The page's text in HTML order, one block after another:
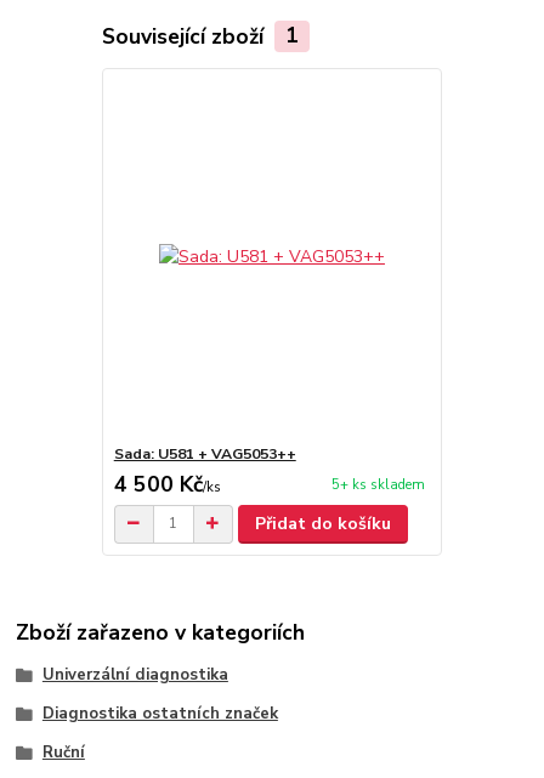
Související zboží 1
Sada: U581 + VAG5053++
4 500 Kč/ks 5+ ks skladem
Přidat do košíku
Zboží zařazeno v kategoriích
Univerzální diagnostika
Diagnostika ostatních značek
Ruční